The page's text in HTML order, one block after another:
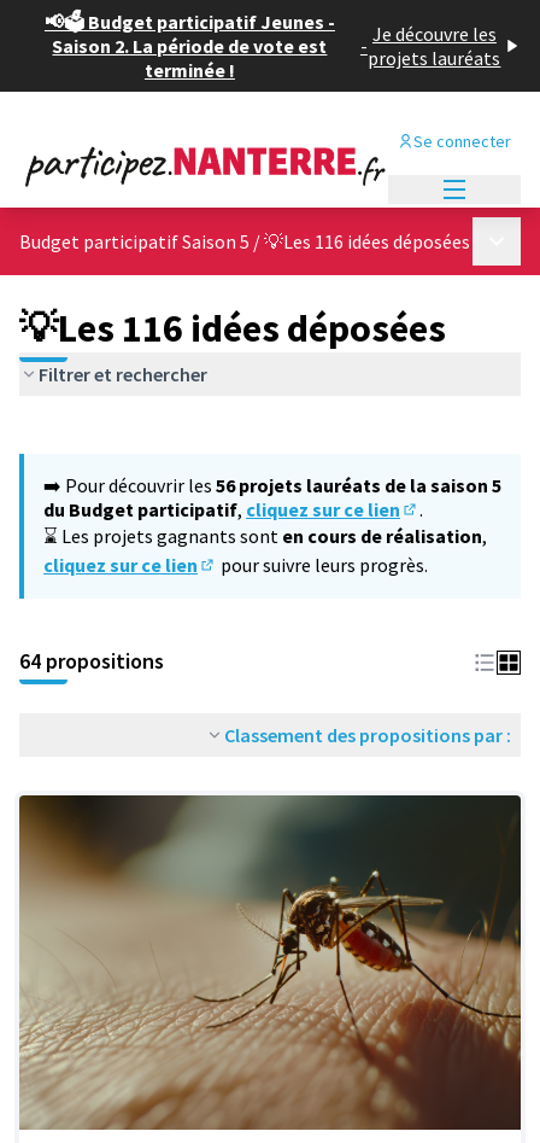
📢🗳️ Budget participatif Jeunes -
Saison 2. La période de vote est
terminée !
- Je découvre les
projets lauréats
Se connecter
Budget participatif Saison 5 /💡Les 116 idées déposées
💡Les 116 idées déposées
Filtrer et rechercher
−
➡️ Pour découvrir les 56 projets lauréats de la saison 5
du Budget participatif, cliquez sur ce lien
(S'ouvre dans
.
⌛ Les projets gagnants sont en cours de réalisation,
cliquez sur ce lien
pour suivre leurs progrès.
64 propositions
Classement des propositions par :